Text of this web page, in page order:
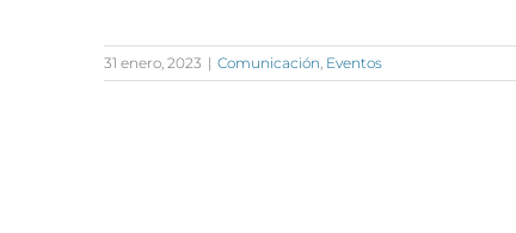
31 enero, 2023 | Comunicación, Eventos